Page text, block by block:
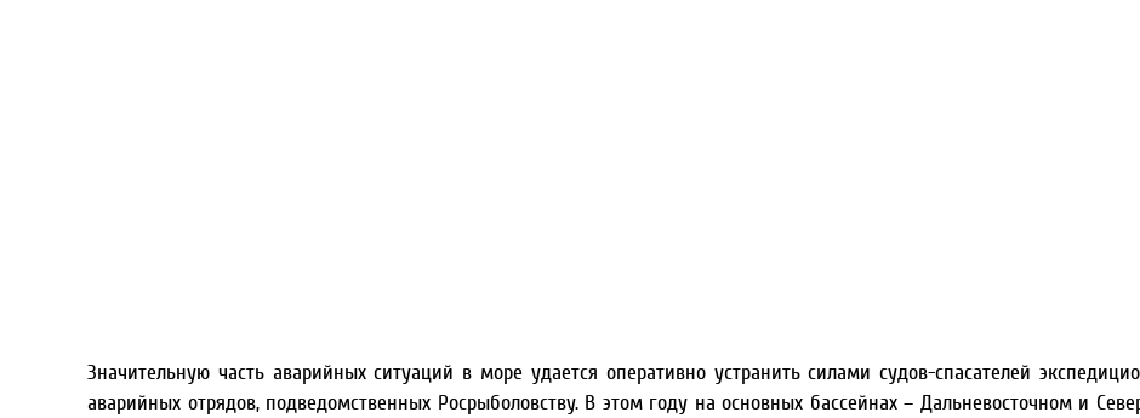
Значительную часть аварийных ситуаций в море удается оперативно устранить силами судов-спасателей
аварийных отрядов, подведомственных Росрыболовству. В этом году на основных бассейнах – Дальневосточном и